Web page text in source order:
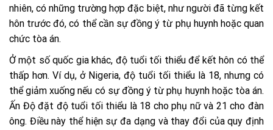
nhiên, có những trường hợp đặc biệt, như người đã từng kết
hôn trước đó, có thể cần sự đồng ý từ phụ huynh hoặc quan
chức tòa án.
Ở một số quốc gia khác, độ tuổi tối thiểu để kết hôn có thể
thấp hơn. Ví dụ, ở Nigeria, độ tuổi tối thiểu là 18, nhưng có
thể giảm xuống nếu có sự đồng ý từ phụ huynh hoặc tòa án.
Ấn Độ đặt độ tuổi tối thiểu là 18 cho phụ nữ và 21 cho đàn
ông. Điều này thể hiện sự đa dạng và thay đổi của quy định